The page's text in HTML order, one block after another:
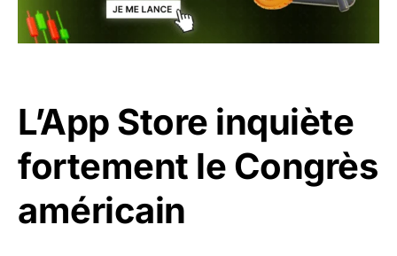
L’App Store inquiète
fortement le Congrès
américain